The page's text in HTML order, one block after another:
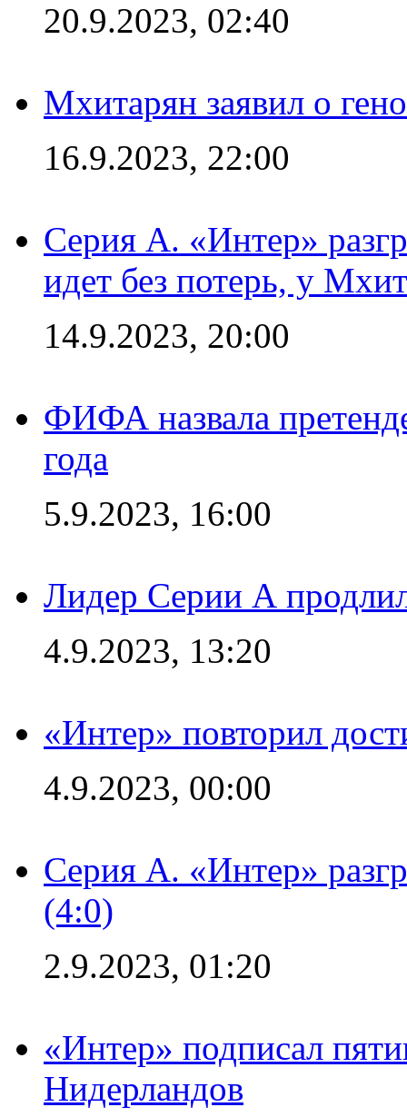
20.9.2023, 02:40
Мхитарян заявил о
16.9.2023, 22:00
Серия А. «Интер»
идет без потерь, у
14.9.2023, 20:00
ФИФА назвала
года
5.9.2023, 16:00
Лидер Серии А
4.9.2023, 13:20
«Интер» повторил
4.9.2023, 00:00
Серия А. «Интер»
(4:0)
2.9.2023, 01:20
«Интер» подписал
Нидерландов